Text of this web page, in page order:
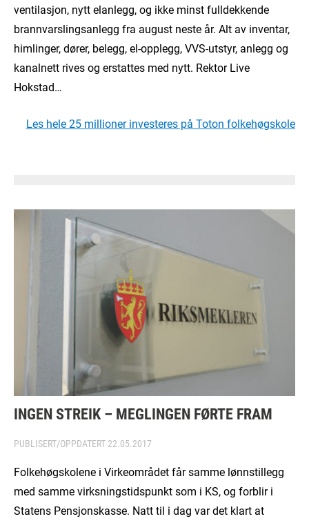
ventilasjon, nytt elanlegg, og ikke minst fulldekkende
brannvarslingsanlegg fra august neste år. Alt av inventar,
himlinger, dører, belegg, el-opplegg, VVS-utstyr, anlegg og
kanalnett rives og erstattes med nytt. Rektor Live
Hokstad…
Les hele 25 millioner investeres på Toton folkehøgskole
INGEN STREIK – MEGLINGEN FØRTE FRAM
PUBLISERT/OPPDATERT 22.05.2017
Folkehøgskolene i Virkeområdet får samme lønnstillegg
med samme virksningstidspunkt som i KS, og forblir i
Statens Pensjonskasse. Natt til i dag var det klart at